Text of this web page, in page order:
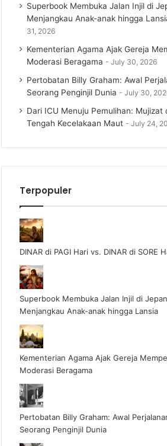
Superbook Membuka Jalan Injil di
Menjangkau Anak-anak hingga
31, 2026
Kementerian Agama Ajak Gereja
Moderasi Beragama
July 30, 2026
Pertobatan Billy Graham: Awal
Seorang Penginjil Dunia
July 30,
Dari ICU Menuju Pemulihan: Mujizat
Tengah Kecelakaan Maut
July 24,
Terpopuler
DINAR di PAGI Hari vs. DINAR di SORE
Superbook Membuka Jalan Injil di
Menjangkau Anak-anak hingga Lansia
Kementerian Agama Ajak Gereja
Moderasi Beragama
Pertobatan Billy Graham: Awal
Seorang Penginjil Dunia